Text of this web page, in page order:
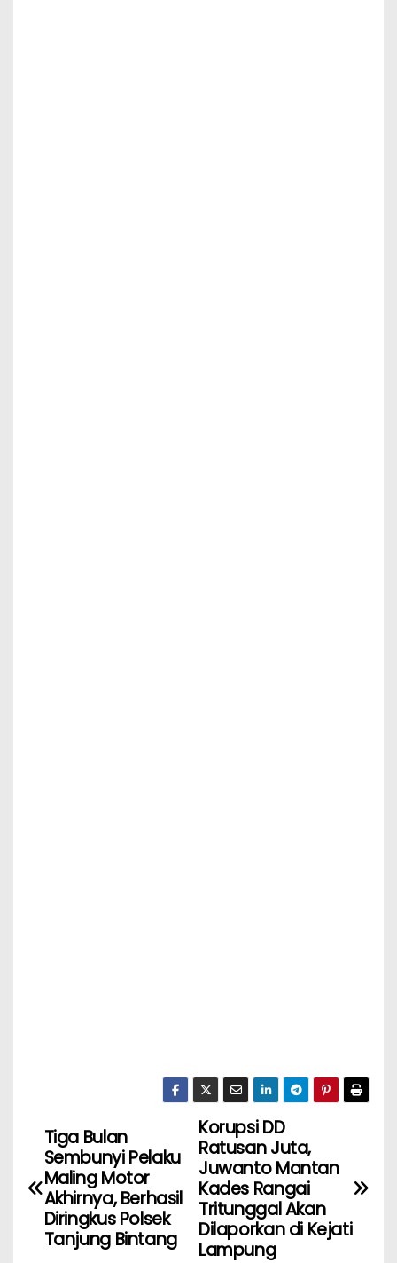
Korupsi DD
Ratusan Juta,
Juwanto Mantan
Kades Rangai
Tritunggal Akan
Dilaporkan di Kejati
Lampung
Tiga Bulan
Sembunyi Pelaku
Maling Motor
Akhirnya, Berhasil
Diringkus Polsek
Tanjung Bintang